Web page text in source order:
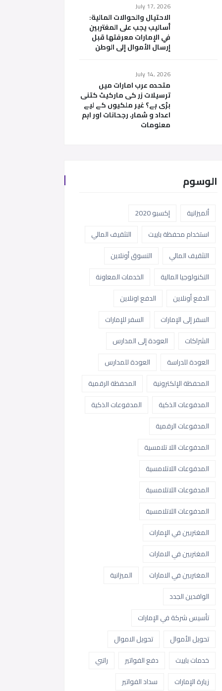
July 17, 2026
الاحتيال والحوالات المالية:
أساليب يجب على المغتربين
في الإمارات معرفتها قبل
إرسال الأموال إلى الوطن
July 14, 2026
متحدہ عرب امارات میں
ترسیلات زر کی مارکیٹ کتنی
بڑی ہے؟ غیر ملکیوں کے لیے
اعداد و شمار، رجحانات اور اہم
معلومات
الوسوم
ألميزانية
إكسبو 2020
استخدام محفظة باييت
التثقيف المالي
التثقيف المالي
التسوق أونلاين
التكنولوجيا المالية
الخدمات المعاونة
الدفع أونلاين
الدفع اونلاين
السفر إلى الإمارات
السفر للإمارات
الشراكات
العودة إلى المدارس
العودة للدراسة
العودة للمدارس
المحفظة الإلكترونية
المحفظة الرقمية
المدفوعات الذكية
المدفوعات الذكية
المدفوعات الرقمية
المدفوعات اللا تلامسية
المدفوعات اللاتلامسية
المدفوعات اللاتلامسية
المدفوعات اللاتلامسية
المغتربين في الإمارات
المغتربين في الامارات
المغتربين في الامارات
الميزانية
الوافدين الجدد
تأسيس شركة في الإمارات
تحويل الأموال
تحويل الاموال
خدمات باييت
دفع الفواتير
راتبي
زيارة الإمارات
سداد الفواتير